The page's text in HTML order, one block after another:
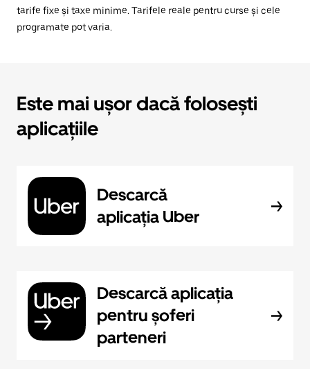
tarife fixe și taxe minime. Tarifele reale pentru curse și cele
programate pot varia.
Este mai ușor dacă folosești
aplicațiile
Descarcă
aplicația Uber
Descarcă aplicația
pentru șoferi
parteneri